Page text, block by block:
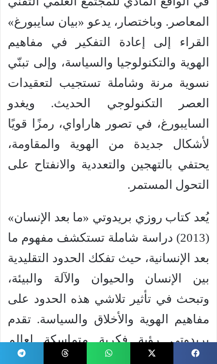
المعاصر. وباختصار، يدعو «بيان سايبورغ»
القراء إلى إعادة التفكير في مفاهيم
الهوية والتكنولوجيا والسياسة، وإلى تبنّي
نسوية مرنة وشاملة تستجيب لتعقيدات
العصر التكنولوجي الحديث. ويغدو
السايبورغ، في تصور هاراواي، رمزًا قويًا
لأشكال جديدة من الهوية والمقاومة،
يحتفي بالتهجين والتعددية والانفتاح على
التحول المستمر.
يُعد كتاب روزي بريدوتي «ما بعد الإنسان»
(2013) دراسة شاملة تستكشف مفهوم ما
بعد الإنسانية، حيث تفكك الحدود التقليدية
بين الإنسان والحيوان والآلة والبيئة،
وتبحث في تأثير تلاشي هذه الحدود على
مفاهيم الهوية والأخلاق والسياسة. تقدم
بريدوتي رؤية فكرية متماسكة لعالم
تتداخل فيه الكيانات البشرية وغير